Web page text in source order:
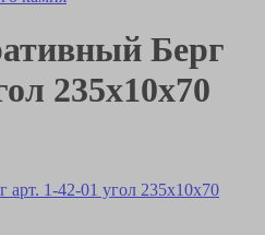
Берг
235х10х70